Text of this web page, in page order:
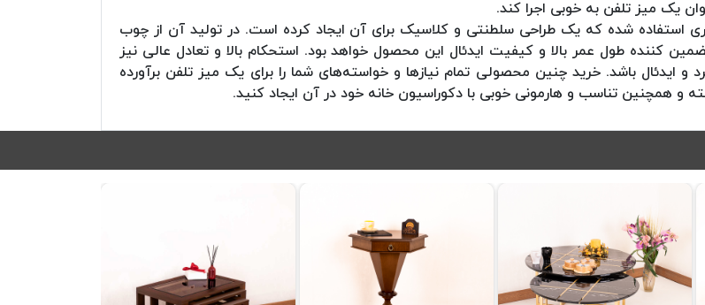
یک میز تلفن به خوبی اجرا کند.
استفاده شده که یک طراحی سلطنتی و کلاسیک برای آن ایجاد کرده است. در تولید آن از چوب
کننده طول عمر بالا و کیفیت ایدئال این محصول خواهد بود. استحکام بالا و تعادل عالی نیز
باشد. خرید چنین محصولی تمام نیازها و خواسته‌های شما را برای یک میز تلفن برآورده
و همچنین تناسب و هارمونی خوبی با دکوراسیون خانه خود در آن ایجاد کنید.